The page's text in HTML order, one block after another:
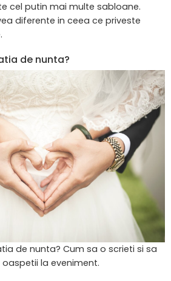
cel putin mai multe sabloane.
diferente in ceea ce priveste
de nunta?
de nunta? Cum sa o scrieti si sa
la eveniment.